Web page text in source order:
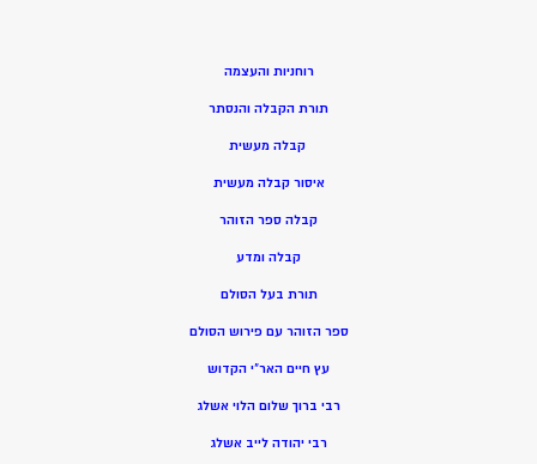
רוחניות והעצמה
תורת הקבלה והנסתר
קבלה מעשית
איסור קבלה מעשית
קבלה ספר הזוהר
קבלה ומדע
תורת בעל הסולם
ספר הזוהר עם פירוש הסולם
עץ חיים האר”י הקדוש
רבי ברוך שלום הלוי אשלג
רבי יהודה לייב אשלג